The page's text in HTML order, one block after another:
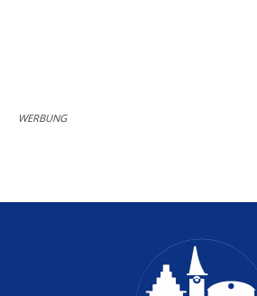
WERBUNG